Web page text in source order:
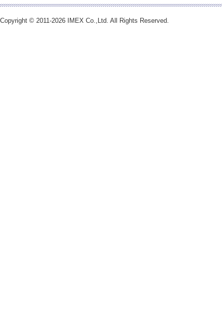
Copyright © 2011-2026 IMEX Co.,Ltd. All Rights Reserved.